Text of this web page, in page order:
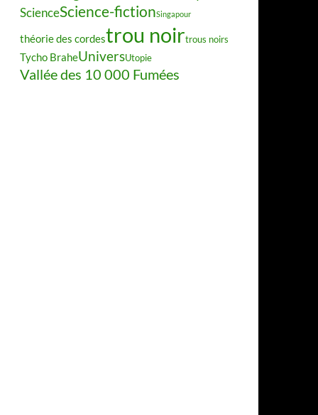
ScienceScience-fictionSingapour
théorie des cordestrou noirtrous noirs
Tycho BraheUniversUtopie
Vallée des 10 000 Fumées